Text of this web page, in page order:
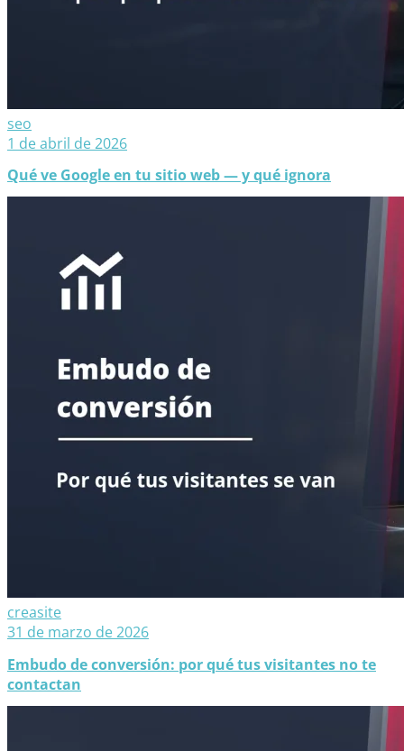
seo
1 de abril de 2026
Qué ve Google en tu sitio web — y qué ignora
creasite
31 de marzo de 2026
Embudo de conversión: por qué tus visitantes no te
contactan